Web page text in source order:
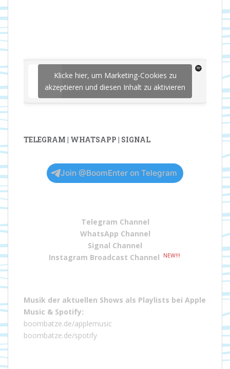
Klicke hier, um Marketing-Cookies zu
akzeptieren und diesen Inhalt zu aktivieren
TELEGRAM | WHATSAPP | SIGNAL
Join @BoomEnter on Telegram
Telegram Channel
WhatsApp Channel
Signal Channel
Instagram Broadcast Channel
NEW!!!
Musik der aktuellen Shows als Playlists bei Apple
Music & Spotify:
boombatze.de/applemusic
boombatze.de/spotify